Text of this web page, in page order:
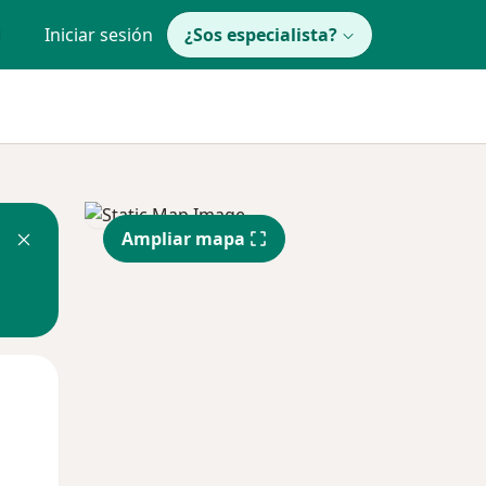
Iniciar sesión ¿Sos especialista?
Ampliar mapa